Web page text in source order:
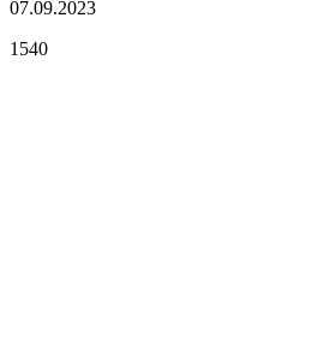
07.09.2023
1540